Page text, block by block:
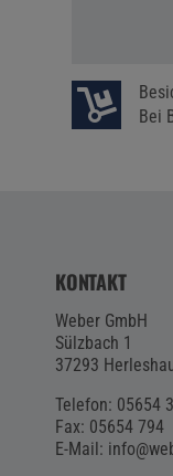
Bei
KONTAKT
Weber GmbH
Sülzbach 1
37293
Telefon: 05654
Fax: 05654 794
E-Mail: